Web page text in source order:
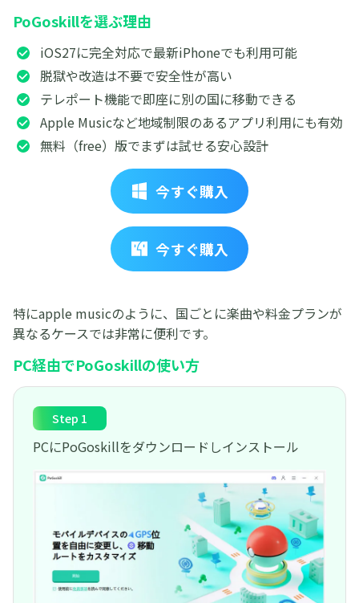
PoGoskillを選ぶ理由
iOS27に完全対応で最新iPhoneでも利用可能
脱獄や改造は不要で安全性が高い
テレポート機能で即座に別の国に移動できる
Apple Musicなど地域制限のあるアプリ利用にも有効
無料（free）版でまずは試せる安心設計
今すぐ購入
今すぐ購入
特にapple musicのように、国ごとに楽曲や料金プランが
異なるケースでは非常に便利です。
PC経由でPoGoskillの使い方
Step 1
PCにPoGoskillをダウンロードしインストール